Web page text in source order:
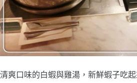
清爽口味的白蝦與雞湯，新鮮蝦子吃起